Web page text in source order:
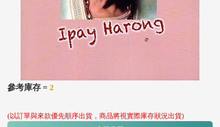
參考庫存 = 2
(以訂單與來款優先順序出貨，商品將視實際庫存狀況出貨)